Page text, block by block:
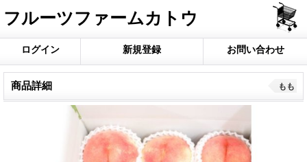
フルーツファームカトウ
ログイン 新規登録 お問い合わせ
商品詳細 もも